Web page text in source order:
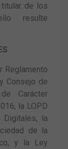
de los
resulte
Reglamento
Consejo de
Carácter
la LOPD
Digitales, la
de la
y la Ley